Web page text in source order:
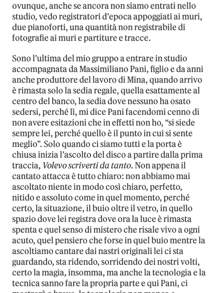
ovunque, anche se ancora non siamo entrati nello
studio, vedo registratori d’epoca appoggiati ai muri,
due pianoforti, una quantità non registrabile di
fotografie ai muri e partiture e tracce.
Sono l’ultima del mio gruppo a entrare in studio
accompagnata da Massimiliano Pani, figlio e da anni
anche produttore del lavoro di Mina, quando arrivo
è rimasta solo la sedia regale, quella esattamente al
centro del banco, la sedia dove nessuno ha osato
sedersi, perché lì, mi dice Pani facendomi cenno di
non avere esitazioni che in effetti non ho, “si siede
sempre lei, perché quello è il punto in cui si sente
meglio”. Solo quando ci siamo tutti e la porta è
chiusa inizia l’ascolto del disco a partire dalla prima
traccia, Volevo scriverti da tanto. Non appena il
cantato attacca è tutto chiaro: non abbiamo mai
ascoltato niente in modo così chiaro, perfetto,
nitido e assoluto come in quel momento, perché
certo, la situazione, il buio oltre il vetro, in quello
spazio dove lei registra dove ora la luce è rimasta
spenta e quel senso di mistero che risale vivo a ogni
acuto, quel pensiero che forse in quel buio mentre la
ascoltiamo cantare dai nastri originali lei ci sta
guardando, sta ridendo, sorridendo dei nostri volti,
certo la magia, insomma, ma anche la tecnologia e la
tecnica sanno fare la propria parte e qui Pani, ci